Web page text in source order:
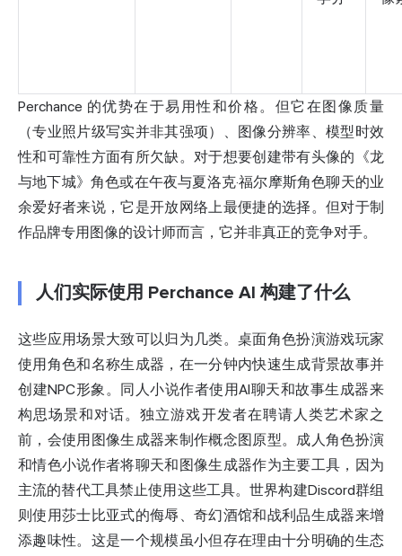
Perchance 的优势在于易用性和价格。但它在图像质量
（专业照片级写实并非其强项）、图像分辨率、模型时效
性和可靠性方面有所欠缺。对于想要创建带有头像的《龙
与地下城》角色或在午夜与夏洛克·福尔摩斯角色聊天的业
余爱好者来说，它是开放网络上最便捷的选择。但对于制
作品牌专用图像的设计师而言，它并非真正的竞争对手。
人们实际使用 Perchance AI 构建了什么
这些应用场景大致可以归为几类。桌面角色扮演游戏玩家
使用角色和名称生成器，在一分钟内快速生成背景故事并
创建NPC形象。同人小说作者使用AI聊天和故事生成器来
构思场景和对话。独立游戏开发者在聘请人类艺术家之
前，会使用图像生成器来制作概念图原型。成人角色扮演
和情色小说作者将聊天和图像生成器作为主要工具，因为
主流的替代工具禁止使用这些工具。世界构建Discord群组
则使用莎士比亚式的侮辱、奇幻酒馆和战利品生成器来增
添趣味性。这是一个规模虽小但存在理由十分明确的生态